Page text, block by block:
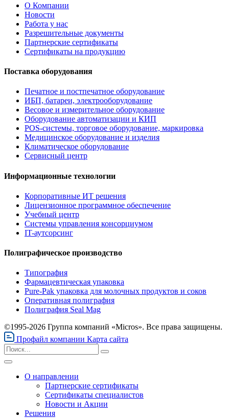
О Компании
Новости
Работа у нас
Разрешительные документы
Партнерские сертификаты
Сертификаты на продукцию
Поставка оборудования
Печатное и постпечатное оборудование
ИБП, батареи, электрооборудование
Весовое и измерительное оборудование
Оборудование автоматизации и КИП
POS-системы, торговое оборудование, маркировка
Медицинское оборудование и изделия
Климатическое оборудование
Сервисный центр
Информационные технологии
Корпоративные ИТ решения
Лицензионное программное обеспечение
Учебный центр
Системы управления консорциумом
IT-аутсорсинг
Полиграфическое производство
Типография
Фармацевтическая упаковка
Pure-Pak упаковка для молочных продуктов и соков
Оперативная полиграфия
Полиграфия Seal Mag
©1995-2026 Группа компаний «Micros». Все права защищены.
Профайл компании Карта сайта
О направлении
Партнерские сертификаты
Сертификаты специалистов
Новости и Акции
Решения